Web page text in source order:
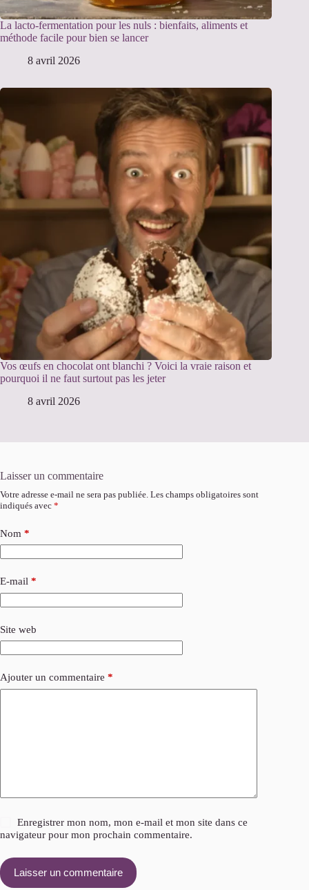
La lacto-fermentation pour les nuls : bienfaits, aliments et
méthode facile pour bien se lancer
8 avril 2026
Vos œufs en chocolat ont blanchi ? Voici la vraie raison et
pourquoi il ne faut surtout pas les jeter
8 avril 2026
Laisser un commentaire
Votre adresse e-mail ne sera pas publiée. Les champs obligatoires sont
indiqués avec *
Nom *
E-mail *
Site web
Ajouter un commentaire *
Enregistrer mon nom, mon e-mail et mon site dans ce
navigateur pour mon prochain commentaire.
Laisser un commentaire